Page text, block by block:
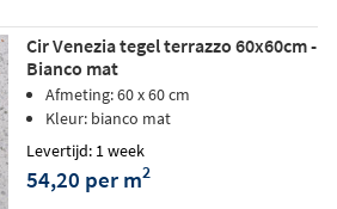
Cir Venezia tegel terrazzo 60x60cm -
Bianco mat
Afmeting: 60 x 60 cm
Kleur: bianco mat
Levertijd: 1 week
54,20 per m2